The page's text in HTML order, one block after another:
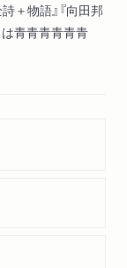
＋物語』『向田邦
青青青青青青